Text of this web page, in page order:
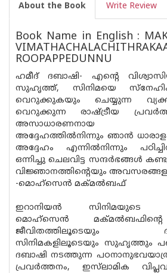
About the Book Write Review
Book Name in English :
ROOPAPPEDUNNU
ഹമീദ് ദബാഷി- എന്റെ
സുഹൃത്ത്, സിനിമയെ
വെറുക്കുകയും ചെയ്യുന്ന
വെറുക്കുന്ന രാഷ്ട്രീയ
അസാധാരണനായ
അദ്ദേഹത്തില്‍നിന്നും ഞാന്‍
അദ്ദേഹം എന്നില്‍നിന്നും
ഒന്നിച്ചു ചെലവിട്ട സന്ദര്‍ഭങ്ങള്‍
വിജ്ഞാനത്തിന്റെയും
-മൊഹ്‌സെന്‍ മക്മല്‍ബഫ്
ഇറാനിയന്‍ സിനിമയുടെ
മൊഹ്‌സെന്‍
ജീവിതത്തിലൂടെയും
സിനിമകളിലൂടെയും സുഹൃത്തും
ദബാഷി നടത്തുന്ന
പ്രവര്‍ത്തനം, ഇസ്‌ലാമിക